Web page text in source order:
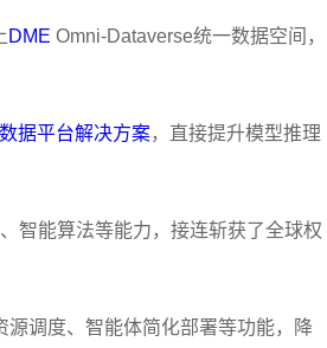
DME Omni-Dataverse统一数据空间，
据平台解决方案，直接提升模型推理
智能算法等能力，接连斩获了全球权
调度、智能体简化部署等功能，降